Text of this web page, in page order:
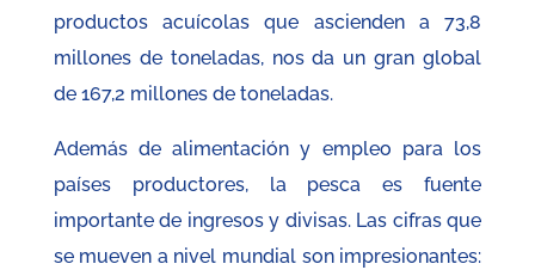
productos acuícolas que ascienden a 73,8
millones de toneladas, nos da un gran global
de 167,2 millones de toneladas.
Además de alimentación y empleo para los
países productores, la pesca es fuente
importante de ingresos y divisas. Las cifras que
se mueven a nivel mundial son impresionantes: